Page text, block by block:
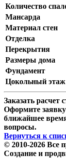
Количество
Мансарда
Материал стен
Отделка
Перекрытия
Размеры дома
Фундамент
Цокольный этаж
Заказать расчет
Оформите
ближайшее
вопросы.
Вернуться к
© 2010-2026 Все
Создание и